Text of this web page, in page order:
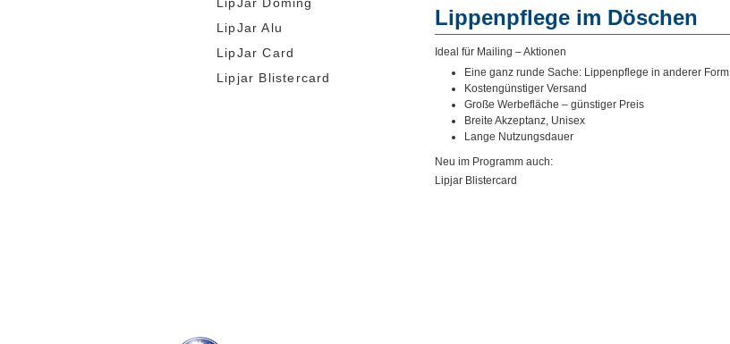
LipJar Alu
LipJar Card
Lipjar Blistercard
Lippenpflege im Döschen
Ideal für Mailing – Aktionen
Eine ganz runde Sache: Lippenpflege in anderer Form
Kostengünstiger Versand
Große Werbefläche – günstiger Preis
Breite Akzeptanz, Unisex
Lange Nutzungsdauer
Neu im Programm auch:
Lipjar Blistercard